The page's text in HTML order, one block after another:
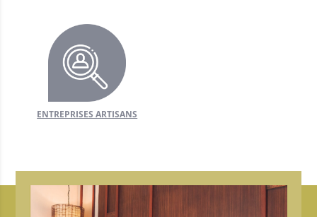
ENTREPRISES ARTISANS